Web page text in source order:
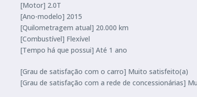
[Motor] 2.0T
[Ano-modelo] 2015
[Quilometragem atual] 20.000 km
[Combustível] Flexível
[Tempo há que possui] Até 1 ano
[Grau de satisfação com o carro] Muito satisfeito(a)
[Grau de satisfação com a rede de concessionárias]